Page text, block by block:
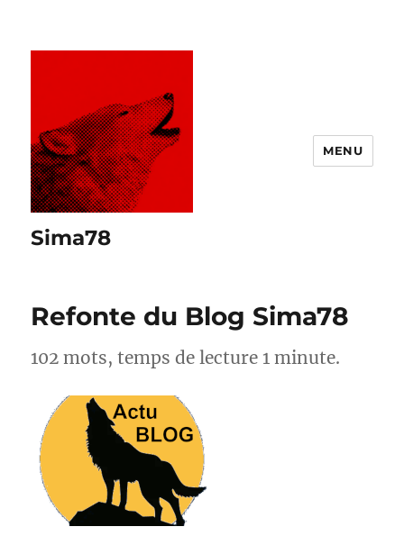
Sima78
MENU
Refonte du Blog Sima78
102 mots, temps de lecture 1 minute.